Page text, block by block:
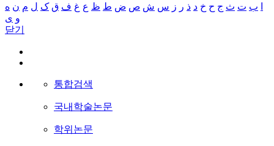
ب ت ث ج ح خ د ذ ر ز س ش ص ض ط ظ ع غ ف ق ک ل م ن ه
و ی
닫기
통합검색
국내학술논문
학위논문